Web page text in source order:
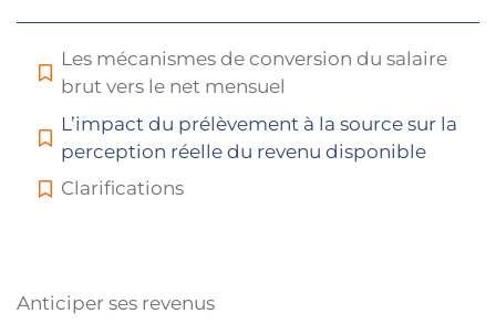
Les mécanismes de conversion du salaire
brut vers le net mensuel
L’impact du prélèvement à la source sur la
perception réelle du revenu disponible
Clarifications
Anticiper ses revenus